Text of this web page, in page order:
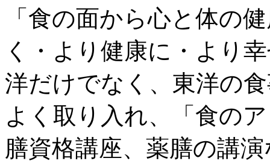
「食の面から心と体の
く・より健康に・より
洋だけでなく、東洋の
よく取り入れ、「食の
膳資格講座、薬膳の講